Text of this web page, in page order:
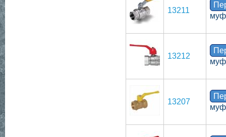
13211
13212
13207